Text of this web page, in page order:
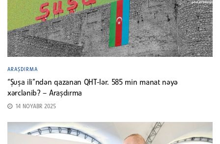
ARAŞDIRMA
“Şuşa ili”ndən qazanan QHT-lər. 585 min manat nəyə
xərclənib? – Araşdırma
14 NOYABR 2025